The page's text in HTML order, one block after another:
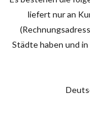
liefert nur an
Städte haben und